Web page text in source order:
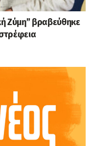
Ζύμη” βραβεύθηκε